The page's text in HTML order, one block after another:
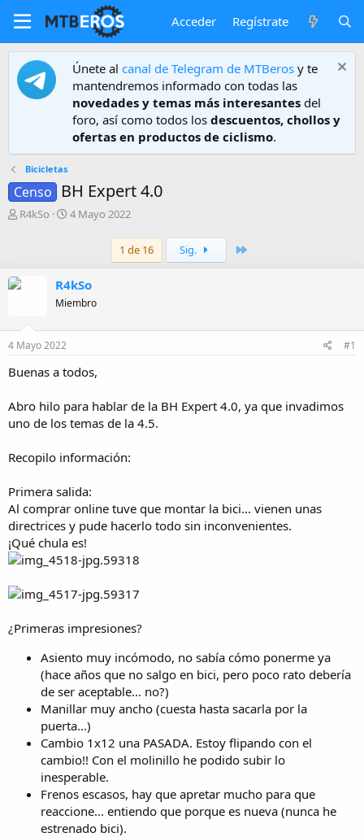
Acceder Regístrate
Únete al canal de Telegram de MTBeros y te
mantendremos informado con todas las
novedades y temas más interesantes del
foro, así como todos los descuentos, chollos y
ofertas en productos de ciclismo.
Bicicletas
Censo BH Expert 4.0
A
R4kSo
F
d
e
n
i
4 Mayo 2022
1 de 16 Sig.
R4kSo
Miembro
4 Mayo 2022 #1
Buenas a todos,
Abro hilo para hablar de la BH Expert 4.0, ya que invadimos
uno de los temas de la 4.5.
Recopilo información:
Primera salida:
Al comprar online tuve que montar la bici... vienen unas
directrices y pude hacerlo todo sin inconvenientes.
¡Qué chula es!
¿Primeras impresiones?
Asiento muy incómodo, no sabía cómo ponerme ya
(hace años que no salgo en bici, pero poco rato debería
de ser aceptable... no?)
Manillar muy ancho (cuesta hasta sacarla por la
puerta...)
Cambio 1x12 una PASADA. Estoy flipando con el
cambio!! Con el molinillo he podido subir lo
inesperable.
Frenos escasos, hay que apretar mucho para que
reaccione... entiendo que porque es nueva (nunca he
estrenado bici).